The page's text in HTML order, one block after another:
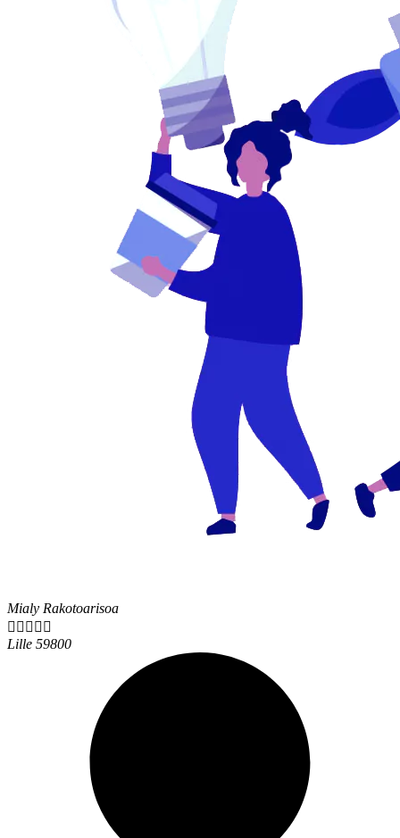
Mialy Rakotoarisoa
    
Lille 59800